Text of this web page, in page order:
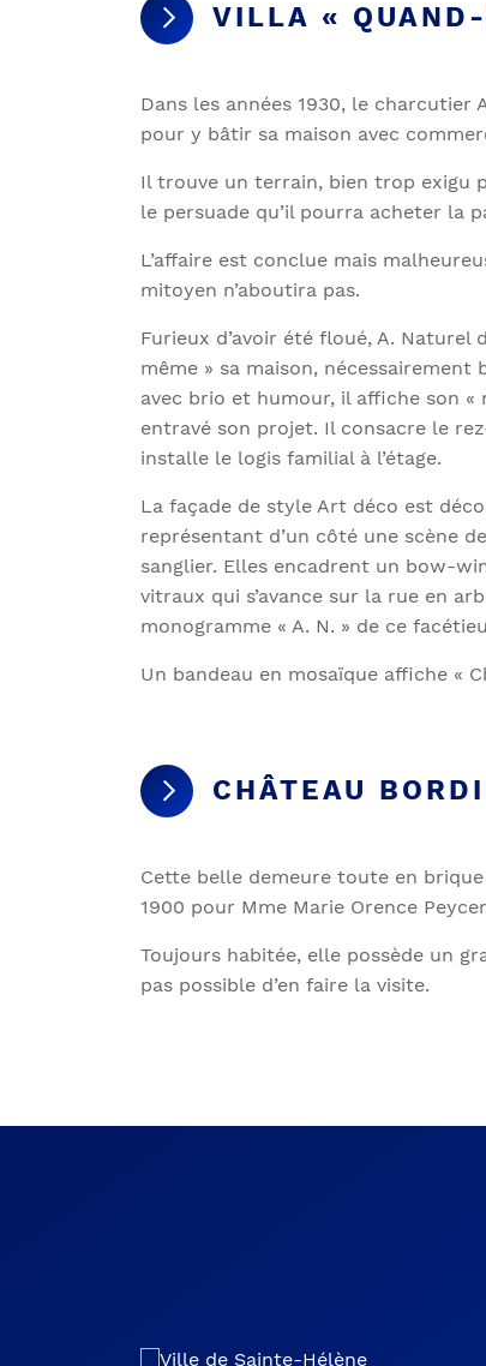
VILLA «
Dans les années 1930, le
pour y bâtir sa maison avec
Il trouve un terrain, bien trop exigu
le persuade qu’il pourra acheter la
L’affaire est conclue mais
mitoyen n’aboutira pas.
Furieux d’avoir été floué, A.
même » sa maison,
avec brio et humour, il affiche son
entravé son projet. Il consacre le
installe le logis familial à l’étage.
La façade de style Art déco est
représentant d’un côté une scène
sanglier. Elles encadrent un bow-
vitraux qui s’avance sur la rue en
monogramme « A. N. » de ce
Un bandeau en mosaïque affiche «
CHÂTEAU
Cette belle demeure toute en
1900 pour Mme Marie Orence
Toujours habitée, elle possède un
pas possible d’en faire la visite.